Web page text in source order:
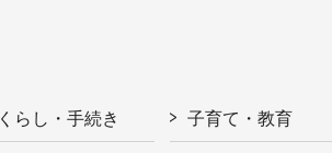
くらし・手続き 子育て・教育